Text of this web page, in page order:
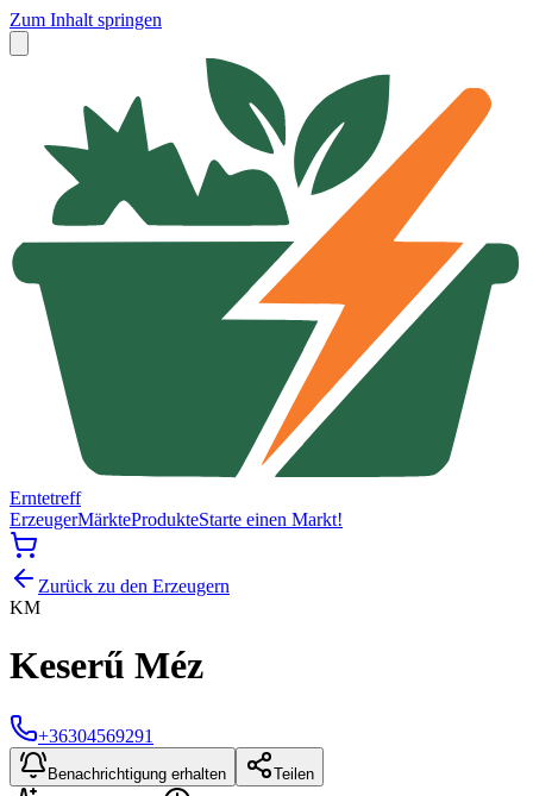
Zum Inhalt springen
Erntetreff
ErzeugerMärkteProdukteStarte einen Markt!
Zurück zu den Erzeugern
KM
Keserű Méz
+36304569291
Benachrichtigung erhalten Teilen